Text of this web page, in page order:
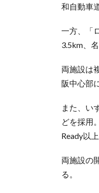
和自動車
一方、「
3.5km、
両施設は
阪中心部
また、い
どを採用
Ready以
両施設の
る。